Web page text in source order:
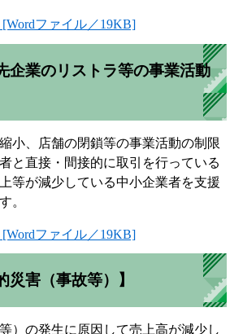
ファイル／19KB]
企業のリストラ等の事業活動
小、店舗の閉鎖等の事業活動の制限
と直接・間接的に取引を行っている
等が減少している中小企業者を支援
。
ファイル／19KB]
災害（事故等）】
）の発生に原因して売上高が減少し